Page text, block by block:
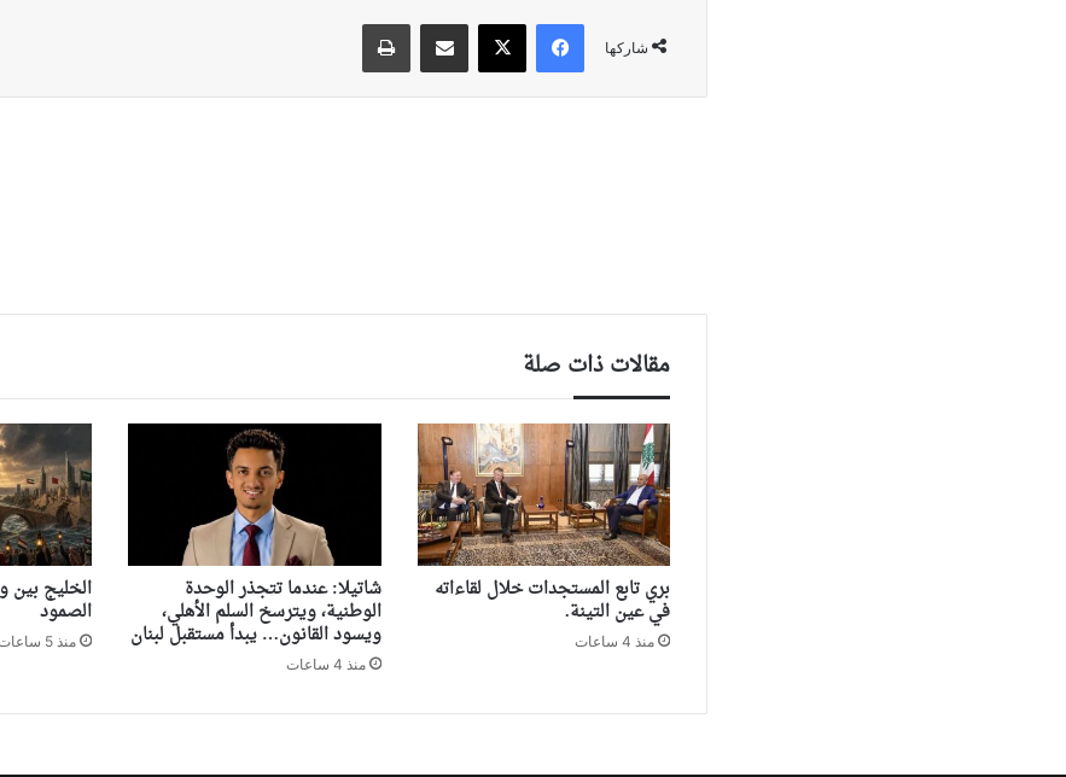
شاركها
فيسبوك ‫X مشاركة عبر البريد طباعة
مقالات ذات صلة
بري تابع المستجدات خلال لقاءاته
في عين التينة.
منذ 4 ساعات
شاتيلا: عندما تتجذر الوحدة
الوطنية، ويترسخ السلم الأهلي،
ويسود القانون… يبدأ مستقبل لبنان
منذ 4 ساعات
‏الخليج بين
الصمود
منذ 5 ساعات